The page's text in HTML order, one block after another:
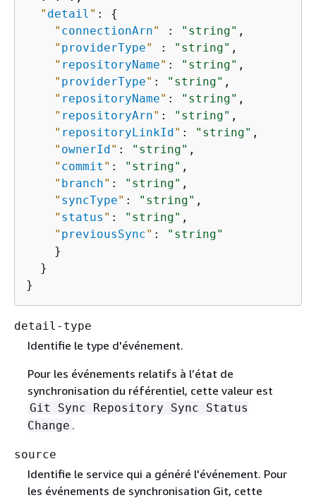
" detail " : {
" connectionArn" : "string" ,
" providerType" : "string" ,
" repositoryName" : "string" ,
" providerType" : "string" ,
" repositoryName" : "string" ,
" repositoryArn" : "string" ,
" repositoryLinkId" : "string" ,
" ownerId" : "string" ,
" commit " : "string" ,
" branch" : "string" ,
" syncType" : "string" ,
" status " : "string" ,
" previousSync" :
"string"
    }
  }
}
detail-type
Identifie le type d'événement.
Pour les événements relatifs à l’état de
synchronisation du référentiel, cette valeur est
Git Sync Repository Sync Status
Change .
source
Identifie le service qui a généré l'événement. Pour
les événements de synchronisation Git, cette